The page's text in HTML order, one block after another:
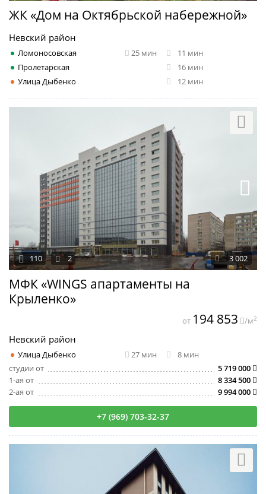
ЖК «Дом на Октябрьской набережной»
Невский район
Ломоносовская 25 мин
11 мин
Пролетарская
16 мин
Улица Дыбенко
12 мин
МФК «WINGS апартаменты на
Крыленко»
3 002
110 2
Невский район
Улица Дыбенко 27 мин
8 мин
студии от
5 719 000
1-ая от
8 334 500
2-ая от
9 994 000
от 194 853 /м2
+7 (969) 703-32-37